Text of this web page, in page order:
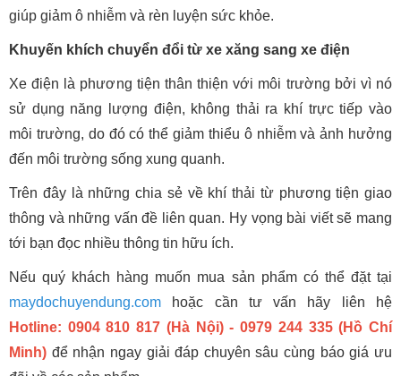
giúp giảm ô nhiễm và rèn luyện sức khỏe.
Khuyến khích chuyển đổi từ xe xăng sang xe điện
Xe điện là phương tiện thân thiện với môi trường bởi vì nó
sử dụng năng lượng điện, không thải ra khí trực tiếp vào
môi trường, do đó có thể giảm thiểu ô nhiễm và ảnh hưởng
đến môi trường sống xung quanh.
Trên đây là những chia sẻ về khí thải từ phương tiện giao
thông và những vấn đề liên quan. Hy vọng bài viết sẽ mang
tới bạn đọc nhiều thông tin hữu ích.
Nếu quý khách hàng muốn mua sản phẩm có thể đặt tại
maydochuyendung.com hoặc cần tư vấn hãy liên hệ
Hotline: 0904 810 817 (Hà Nội) - 0979 244 335 (Hồ Chí
Minh) để nhận ngay giải đáp chuyên sâu cùng báo giá ưu